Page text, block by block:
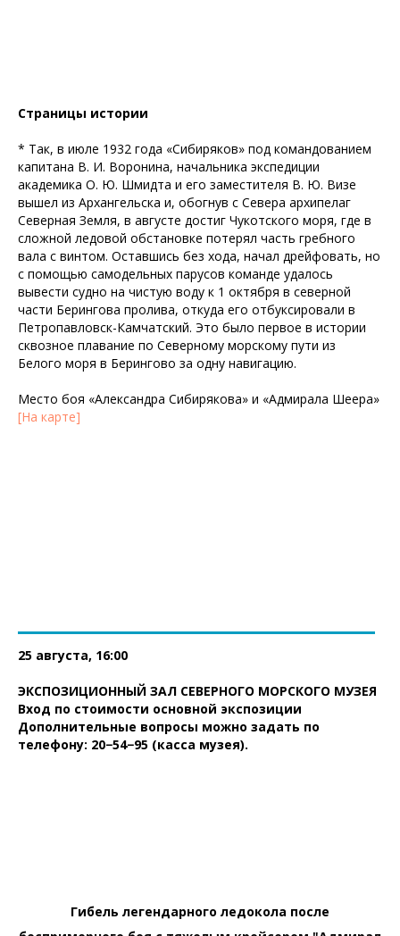
Страницы истории
* Так, в июле 1932 года «Сибиряков» под командованием
капитана В. И. Воронина, начальника экспедиции
академика О. Ю. Шмидта и его заместителя В. Ю. Визе
вышел из Архангельска и, обогнув с Севера архипелаг
Северная Земля, в августе достиг Чукотского моря, где в
сложной ледовой обстановке потерял часть гребного
вала с винтом. Оставшись без хода, начал дрейфовать, но
с помощью самодельных парусов команде удалось
вывести судно на чистую воду к 1 октября в северной
части Берингова пролива, откуда его отбуксировали в
Петропавловск-Камчатский. Это было первое в истории
сквозное плавание по Северному морскому пути из
Белого моря в Берингово за одну навигацию.
Место боя «Александра Сибирякова» и «Адмирала Шеера»
[На карте]
25 августа, 16:00
ЭКСПОЗИЦИОННЫЙ ЗАЛ СЕВЕРНОГО МОРСКОГО МУЗЕЯ
Вход по стоимости основной экспозиции
Дополнительные вопросы можно задать по
телефону: 20−54−95 (касса музея).
Гибель легендарного ледокола после